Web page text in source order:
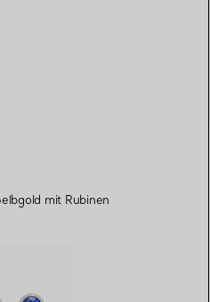
mit Rubinen